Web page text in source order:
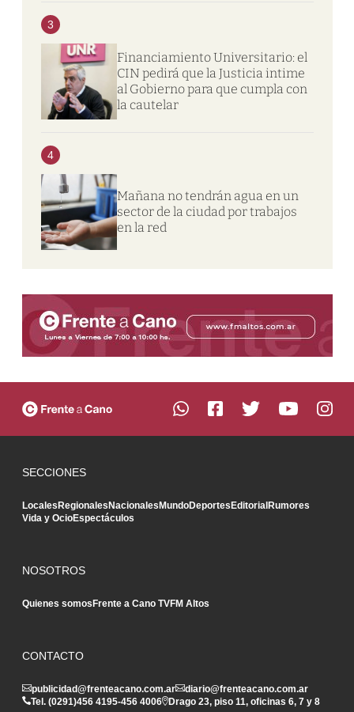
3
Financiamiento Universitario: el
CIN pedirá que la Justicia intime
al Gobierno para que cumpla con
la cautelar
4
Mañana no tendrán agua en un
sector de la ciudad por trabajos
en la red
SECCIONES
LocalesRegionalesNacionalesMundoDeportesEditorialRumores
Vida y OcioEspectáculos
NOSOTROS
Quienes somosFrente a Cano TVFM Altos
CONTACTO
publicidad@frenteacano.com.ar
diario@frenteacano.com.ar
Tel. (0291)456 4195-456 4006 Drago 23, piso 11, oficinas 6, 7 y 8